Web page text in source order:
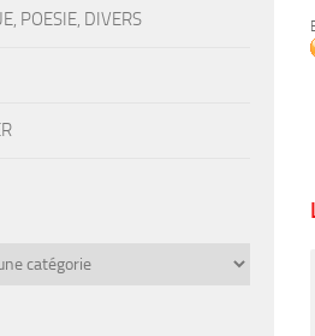
POESIE, DIVERS